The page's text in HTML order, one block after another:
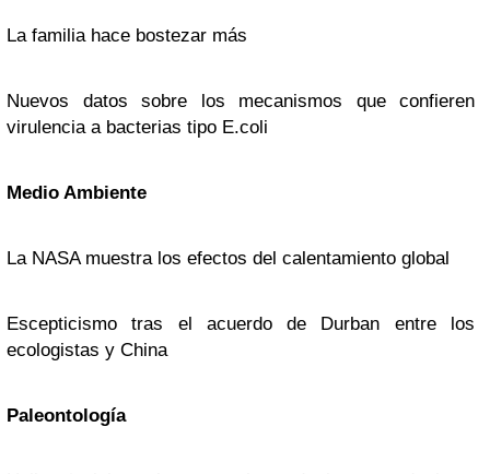
La familia hace bostezar más
Nuevos datos sobre los mecanismos que confieren
virulencia a bacterias tipo E.coli
Medio Ambiente
La NASA muestra los efectos del calentamiento global
Escepticismo tras el acuerdo de Durban entre los
ecologistas y China
Paleontología